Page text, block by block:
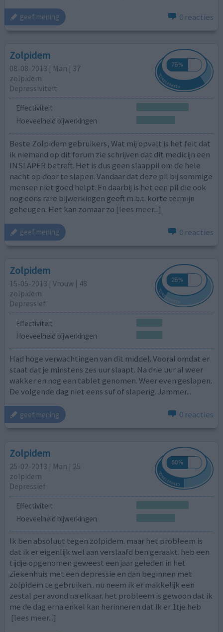
geef mening 0 reacties
Zolpidem
08-08-2013 | Man | 37
zolpidem
Depressiviteit
Effectiviteit
Hoeveelheid bijwerkingen
Beste Zolpidem gebruikers, Wat mij opvalt is het feit dat
ik niemand op dit forum zie schrijven dat dit medicijn een
INSLAPER betreft. Het is dus geen slaappil om de hele
nacht op door te slapen. Vandaar dat deze pil bij sommige
mensen niet goed helpt. En daarbij is het een pil die ook
nog eens rare bijwerkingen geeft m.b.t. korte termijn
geheugen. Het kan zomaar zo [lees meer...]
geef mening 0 reacties
Zolpidem
15-05-2013 | Vrouw | 48
zolpidem
Depressief
Effectiviteit
Hoeveelheid bijwerkingen
Had hoge verwachtingen van dit middel. Vooral omdat er
staat dat je minstens zes uur slaapt. Na drie uur al weer
wakker en nog een tablet genomen. Weer even geslapen.
De volgende dag niet eens suf of slaperig. Jammer...
geef mening 0 reacties
Zolpidem
25-02-2013 | Man | 25
zolpidem
Depressief
Effectiviteit
Hoeveelheid bijwerkingen
Ik ben absoluut tegen zolpidem. maar het probleem is
dat ik er eigenlijk wel aan verslaafd ben geraakt. heb een
tijdje opgenomen geweest een jaar geleden in het
ziekenhuis met een depressie en dan beginnen met
zolpidem te gebruiken.. nu neem ik er makkelijk een
zestal per avond na elkaar. het probleem is gewoon dat ik
me de dag erna enkel kan herinneren dat ik er 1tje heb
[lees meer...]